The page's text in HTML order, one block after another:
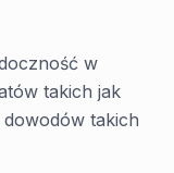
w
takich jak
takich